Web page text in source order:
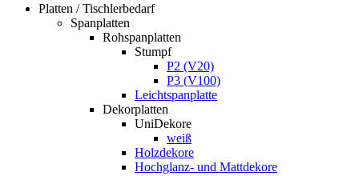
Platten / Tischlerbedarf
Spanplatten
Rohspanplatten
Stumpf
P2 (V20)
P3 (V100)
Leichtspanplatte
Dekorplatten
UniDekore
weiß
Holzdekore
Hochglanz- und Mattdekore